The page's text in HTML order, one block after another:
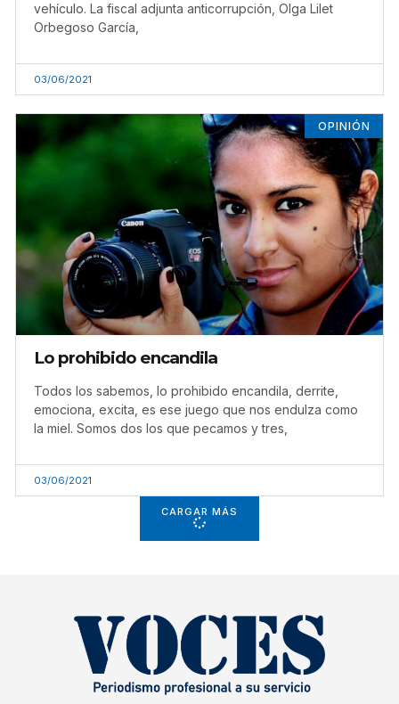
vehículo. La fiscal adjunta anticorrupción, Olga Lilet
Orbegoso García,
03/06/2021
OPINIÓN
Lo prohibido encandila
Todos los sabemos, lo prohibido encandila, derrite,
emociona, excita, es ese juego que nos endulza como
la miel. Somos dos los que pecamos y tres,
03/06/2021
CARGAR MÁS